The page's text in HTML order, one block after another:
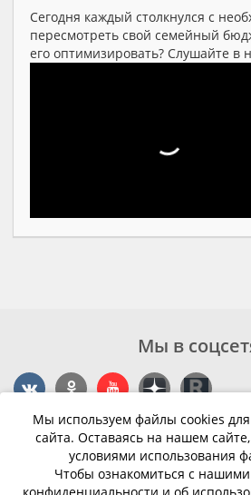
Сегодня каждый столкнулся с
пересмотреть свой семейный
его оптимизировать? Слушайте в
Мы используем файлы cookies
сайта. Оставаясь на нашем
условиями использования
Чтобы ознакомиться с
Мы в
Контакты
г. Калининград, ул.